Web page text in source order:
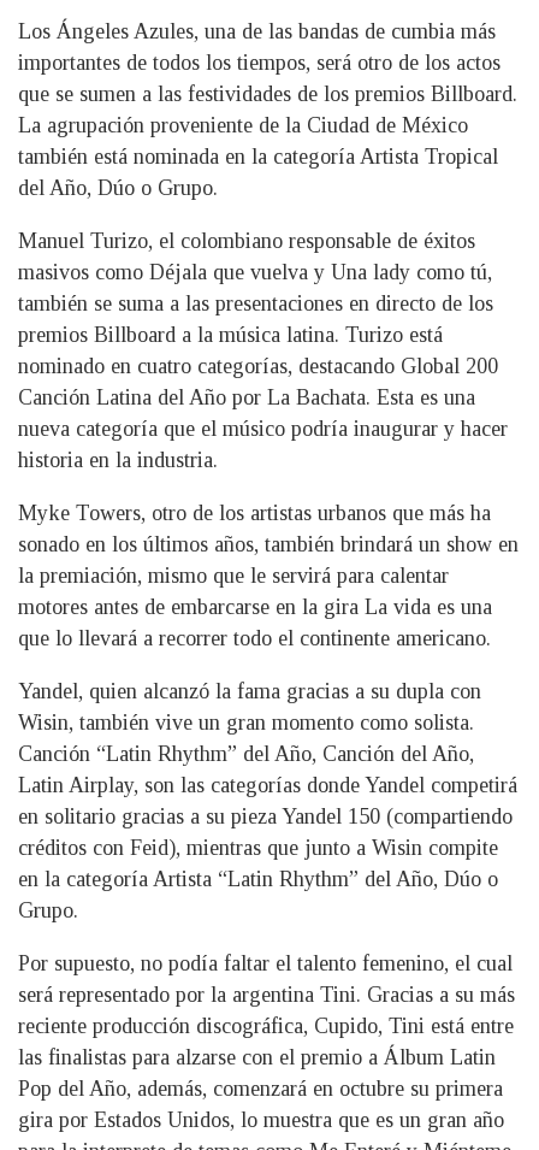
Los Ángeles Azules, una de las bandas de cumbia más
importantes de todos los tiempos, será otro de los actos
que se sumen a las festividades de los premios Billboard.
La agrupación proveniente de la Ciudad de México
también está nominada en la categoría Artista Tropical
del Año, Dúo o Grupo.
Manuel Turizo, el colombiano responsable de éxitos
masivos como Déjala que vuelva y Una lady como tú,
también se suma a las presentaciones en directo de los
premios Billboard a la música latina. Turizo está
nominado en cuatro categorías, destacando Global 200
Canción Latina del Año por La Bachata. Esta es una
nueva categoría que el músico podría inaugurar y hacer
historia en la industria.
Myke Towers, otro de los artistas urbanos que más ha
sonado en los últimos años, también brindará un show en
la premiación, mismo que le servirá para calentar
motores antes de embarcarse en la gira La vida es una
que lo llevará a recorrer todo el continente americano.
Yandel, quien alcanzó la fama gracias a su dupla con
Wisin, también vive un gran momento como solista.
Canción “Latin Rhythm” del Año, Canción del Año,
Latin Airplay, son las categorías donde Yandel competirá
en solitario gracias a su pieza Yandel 150 (compartiendo
créditos con Feid), mientras que junto a Wisin compite
en la categoría Artista “Latin Rhythm” del Año, Dúo o
Grupo.
Por supuesto, no podía faltar el talento femenino, el cual
será representado por la argentina Tini. Gracias a su más
reciente producción discográfica, Cupido, Tini está entre
las finalistas para alzarse con el premio a Álbum Latin
Pop del Año, además, comenzará en octubre su primera
gira por Estados Unidos, lo muestra que es un gran año